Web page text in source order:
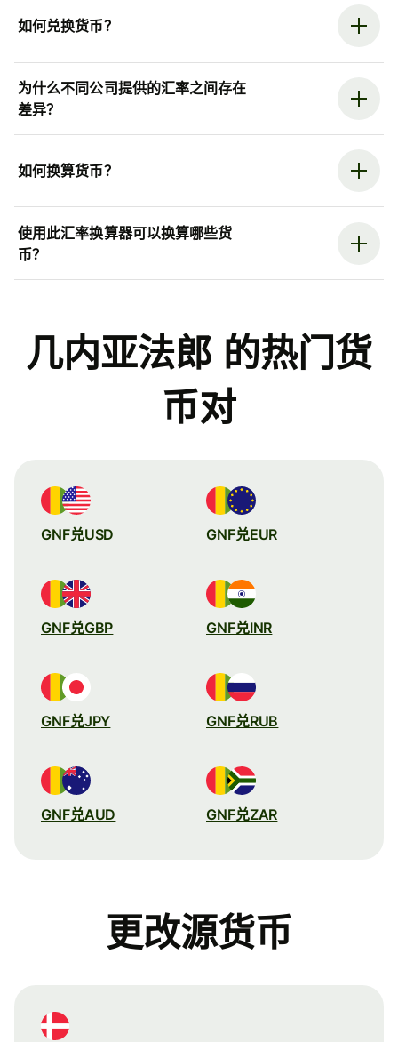
如何兑换货币？
为什么不同公司提供的汇率之间存在
差异？
如何换算货币？
使用此汇率换算器可以换算哪些货
币？
几内亚法郎 的热门货
币对
GNF兑USD GNF兑EUR
GNF兑GBP GNF兑INR
GNF兑JPY GNF兑RUB
GNF兑AUD GNF兑ZAR
更改源货币